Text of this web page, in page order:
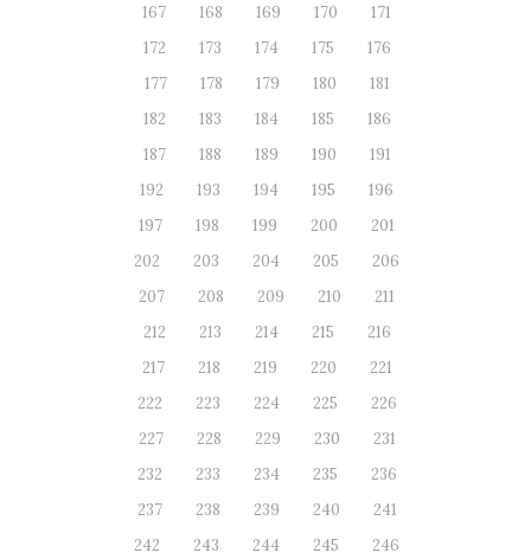
167
168 169 170
171
172
173 174 175
176
177
178 179 180
181
182
183 184 185
186
187
188 189 190
191
192
193 194 195
196
197
198 199 200
201
202
203 204 205
206
207
208 209 210
211
212
213 214 215
216
217
218 219 220
221
222
223 224 225
226
227
228 229 230
231
232
233 234 235
236
237
238 239 240
241
242
243 244 245
246